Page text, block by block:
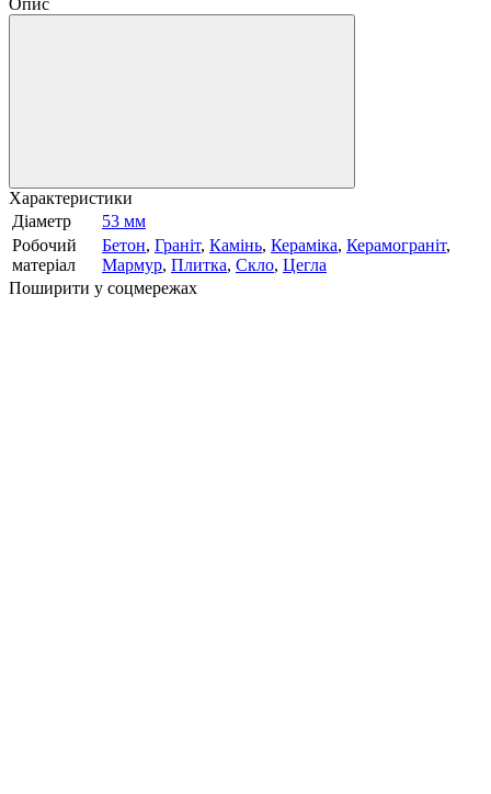
Характеристики
Діаметр
53 мм
Робочий
матеріал
Бетон, Граніт, Камінь, Кераміка, Керамограніт,
Мармур, Плитка, Скло, Цегла
Поширити у соцмережах